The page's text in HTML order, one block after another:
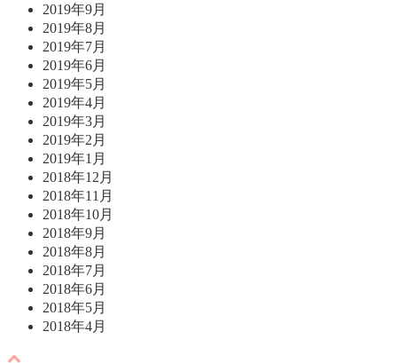
2019年9月
2019年8月
2019年7月
2019年6月
2019年5月
2019年4月
2019年3月
2019年2月
2019年1月
2018年12月
2018年11月
2018年10月
2018年9月
2018年8月
2018年7月
2018年6月
2018年5月
2018年4月